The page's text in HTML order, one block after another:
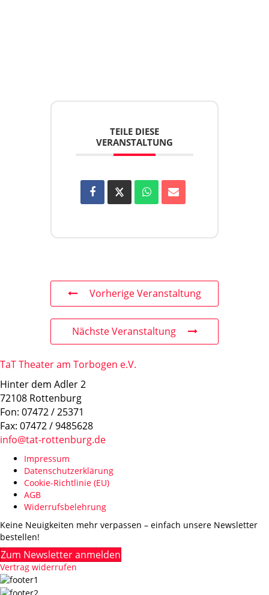
TEILE DIESE
VERANSTALTUNG
Vorherige Veranstaltung
Nächste Veranstaltung
TaT Theater am Torbogen e.V.
Hinter dem Adler 2
72108 Rottenburg
Fon: 07472 / 25371
Fax: 07472 / 9485628
info@tat-rottenburg.de
Impressum
Datenschutzerklärung
Cookie-Richtlinie (EU)
AGB
Widerrufsbelehrung
Keine Neuigkeiten mehr verpassen – einfach unsere Newsletter
bestellen!
Zum Newsletter anmelden
Vertrag widerrufen